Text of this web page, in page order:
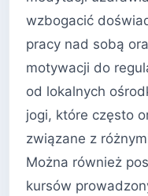
wzbogacić
pracy nad sobą
motywacji do
od lokalnych
jogi, które często
związane z
Można również
kursów